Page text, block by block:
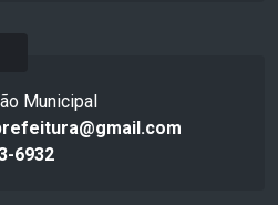
Municipal
6932